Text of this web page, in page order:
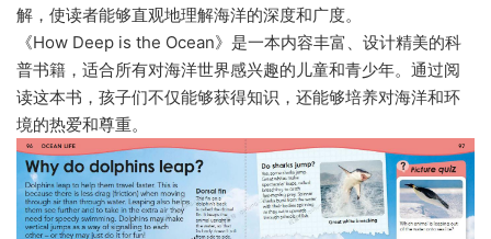
解，使读者能够直观地理解海洋的深度和广度。
《How Deep is the Ocean》是一本内容丰富、设计精美的科
普书籍，适合所有对海洋世界感兴趣的儿童和青少年。通过阅
读这本书，孩子们不仅能够获得知识，还能够培养对海洋和环
境的热爱和尊重。